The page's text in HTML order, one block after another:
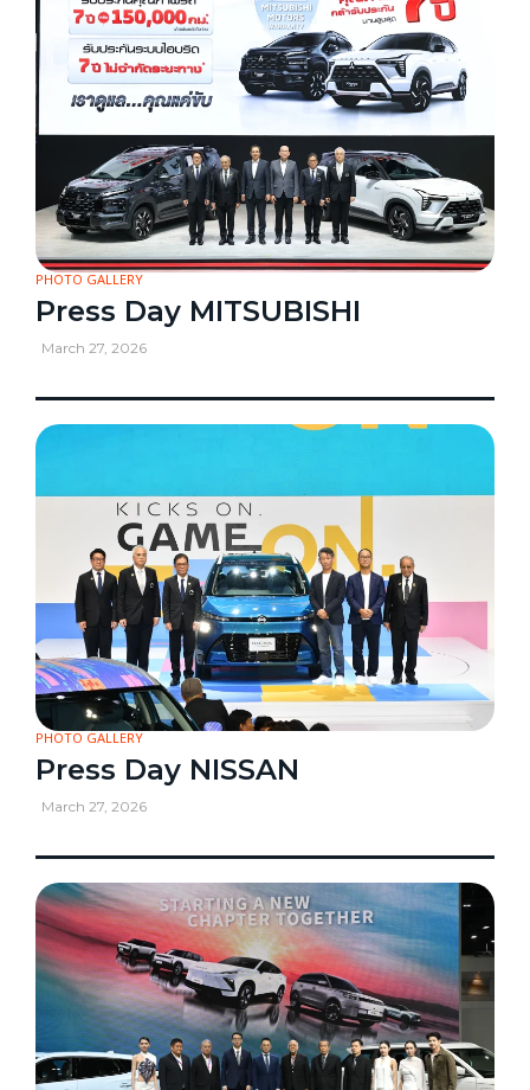
PHOTO GALLERY
Press Day MITSUBISHI
March 27, 2026
PHOTO GALLERY
Press Day NISSAN
March 27, 2026